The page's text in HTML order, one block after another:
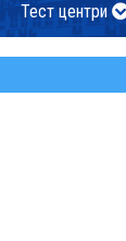
Тест центри